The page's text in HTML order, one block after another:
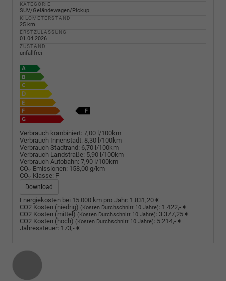
KATEGORIE
SUV/Geländewagen/Pickup
KILOMETERSTAND
25 km
ERSTZULASSUNG
01.04.2026
ZUSTAND
unfallfrei
Verbrauch kombiniert: 7,00 l/100km
Verbrauch Innenstadt: 8,30 l/100km
Verbrauch Stadtrand: 6,70 l/100km
Verbrauch Landstraße: 5,90 l/100km
Verbrauch Autobahn: 7,90 l/100km
CO2-Emissionen: 158,00 g/km
CO2-Klasse: F
Download
Energiekosten bei 15.000 km pro Jahr: 1.831,20 €
CO2 Kosten (niedrig) (Kosten Durchschnitt 10 Jahre): 1.422,- €
CO2 Kosten (mittel) (Kosten Durchschnitt 10 Jahre): 3.377,25 €
CO2 Kosten (hoch) (Kosten Durchschnitt 10 Jahre): 5.214,- €
Jahressteuer: 173,- €